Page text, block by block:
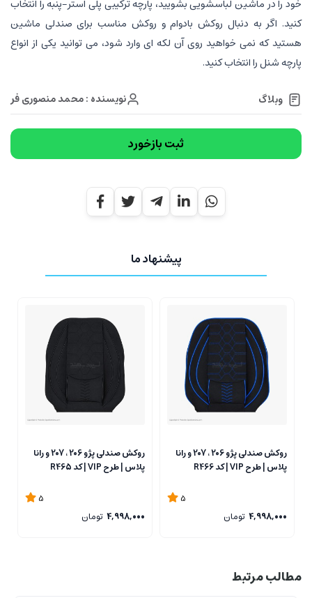
خود را در ماشین لباسشویی بشویید، پارچه ترکیبی پلی استر-پنبه را انتخاب
کنید. اگر به دنبال روکش بادوام و روکش مناسب برای صندلی ماشین
هستید که نمی خواهید روی آن لکه ای وارد شود، می توانید یکی از انواع
پارچه شنل را انتخاب کنید.
وبلاگ نویسنده : محمد منصوری فر
ثبت بازخورد
پیشنهاد ما
روکش صندلی پژو 206 ، 207 و رانا
پلاس | طرح VIP | کد R466
5
4,998,000 تومان
روکش صندلی پژو 206 ، 207 و رانا
پلاس | طرح VIP | کد R465
5
4,998,000 تومان
مطالب مرتبط